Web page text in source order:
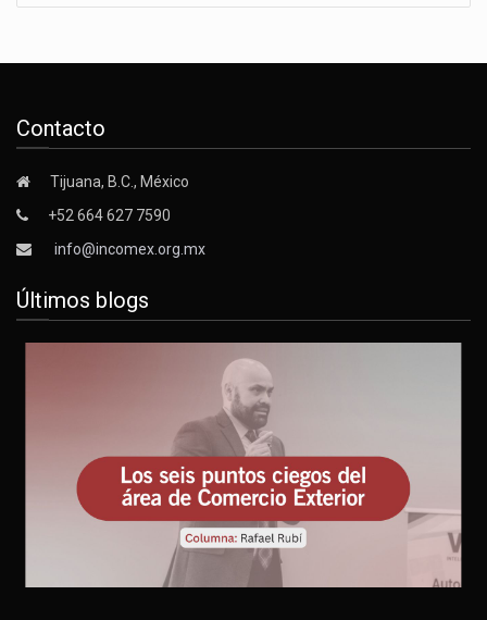
Contacto
Tijuana, B.C., México
+52 664 627 7590
info@incomex.org.mx
Últimos blogs